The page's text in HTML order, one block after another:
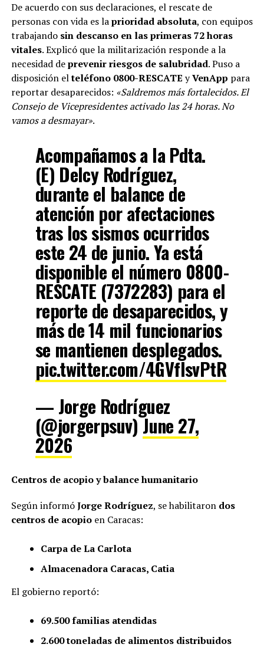
De acuerdo con sus declaraciones, el rescate de
personas con vida es laprioridad absoluta, con equipos
trabajando sin descanso en las primeras 72 horas
vitales. Explicó que la militarización responde a la
necesidad deprevenir riesgos de salubridad. Puso a
disposición elteléfono 0800-RESCATE yVenApp para
reportar desaparecidos: «Saldremos más fortalecidos. El
Consejo de Vicepresidentes activado las 24 horas. No
vamos a desmayar».
Acompañamos a la Pdta.
(E) Delcy Rodríguez,
durante el balance de
atención por afectaciones
tras los sismos ocurridos
este 24 de junio. Ya está
disponible el número 0800-
RESCATE (7372283) para el
reporte de desaparecidos, y
más de 14 mil funcionarios
se mantienen desplegados.
pic.twitter.com/4GVfIsvPtR
— Jorge Rodríguez
(@jorgerpsuv)June 27,
2026
Centros de acopio y balance humanitario
Según informóJorge Rodríguez, se habilitaron dos
centros de acopioen Caracas:
Carpa de La Carlota
Almacenadora Caracas, Catia
El gobierno reportó:
69.500 familias atendidas
2.600 toneladas de alimentos distribuidos